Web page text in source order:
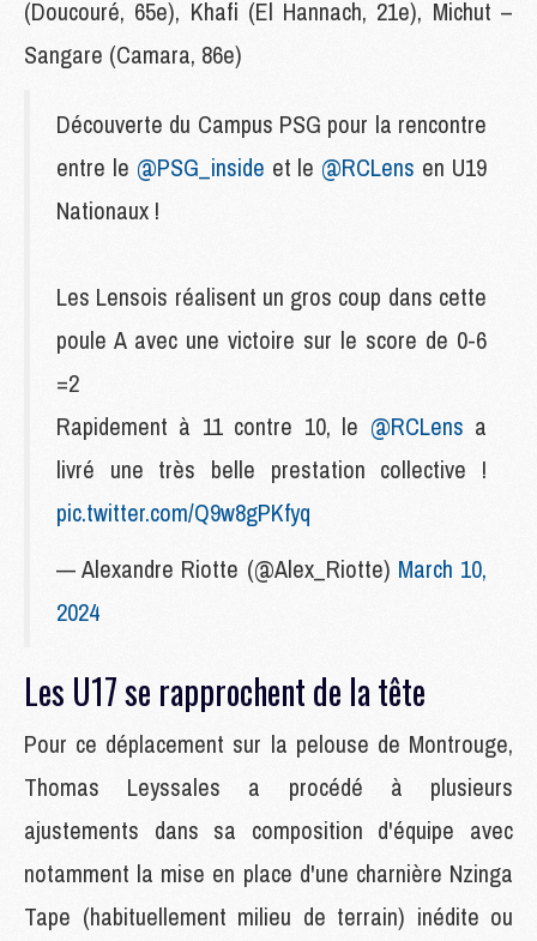
(Doucouré, 65e), Khafi (El Hannach, 21e), Michut –
Sangare (Camara, 86e)
Découverte du Campus PSG pour la rencontre
entre le @PSG_inside et le @RCLens en U19
Nationaux !
Les Lensois réalisent un gros coup dans cette
poule A avec une victoire sur le score de 0-6
=2
Rapidement à 11 contre 10, le @RCLens a
livré une très belle prestation collective !
pic.twitter.com/Q9w8gPKfyq
— Alexandre Riotte (@Alex_Riotte) March 10,
2024
Les U17 se rapprochent de la tête
Pour ce déplacement sur la pelouse de Montrouge,
Thomas Leyssales a procédé à plusieurs
ajustements dans sa composition d'équipe avec
notamment la mise en place d'une charnière Nzinga
Tape (habituellement milieu de terrain) inédite ou